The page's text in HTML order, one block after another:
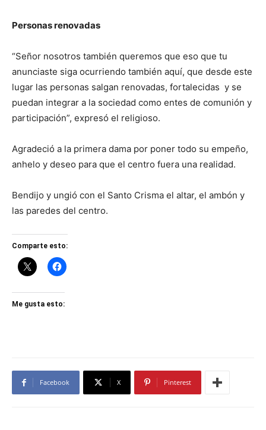
Personas renovadas
“Señor nosotros también queremos que eso que tu
anunciaste siga ocurriendo también aquí, que desde este
lugar las personas salgan renovadas, fortalecidas y se
puedan integrar a la sociedad como entes de comunión y
participación”, expresó el religioso.
Agradeció a la primera dama por poner todo su empeño,
anhelo y deseo para que el centro fuera una realidad.
Bendijo y ungió con el Santo Crisma el altar, el ambón y
las paredes del centro.
Comparte esto:
Me gusta esto:
Facebook X Pinterest